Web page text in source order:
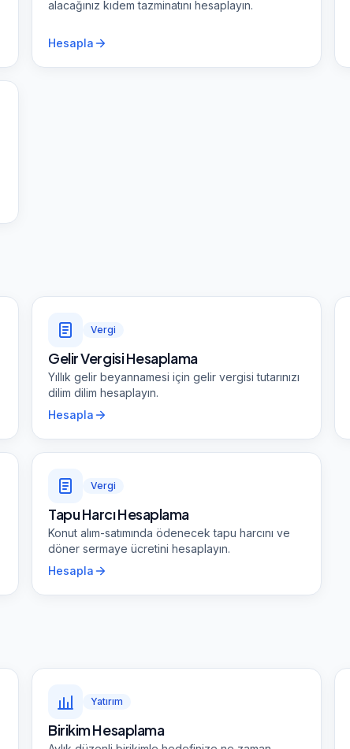
alacağınız kıdem tazminatını hesaplayın.
Hesapla
Vergi
Gelir Vergisi Hesaplama
Yıllık gelir beyannamesi için gelir vergisi tutarınızı
dilim dilim hesaplayın.
Hesapla
Vergi
Tapu Harcı Hesaplama
Konut alım-satımında ödenecek tapu harcını ve
döner sermaye ücretini hesaplayın.
Hesapla
Yatırım
Birikim Hesaplama